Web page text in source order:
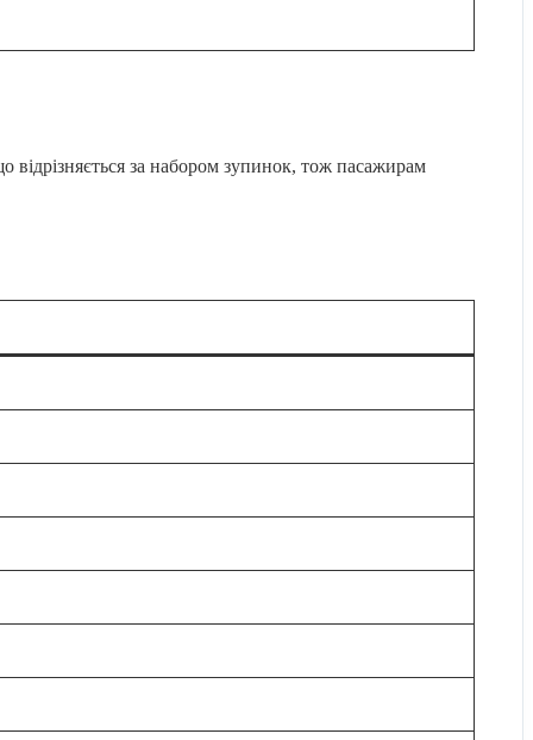
відрізняється за набором зупинок, тож пасажирам